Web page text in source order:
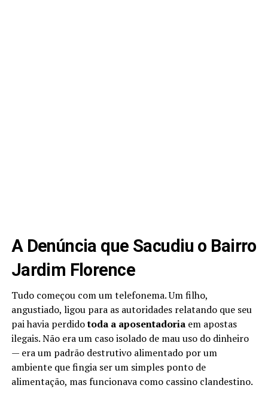
A Denúncia que Sacudiu o Bairro
Jardim Florence
Tudo começou com um telefonema. Um filho,
angustiado, ligou para as autoridades relatando que seu
pai havia perdidotoda a aposentadoriaem apostas
ilegais. Não era um caso isolado de mau uso do dinheiro
— era um padrão destrutivo alimentado por um
ambiente que fingia ser um simples ponto de
alimentação, mas funcionava como cassino clandestino.